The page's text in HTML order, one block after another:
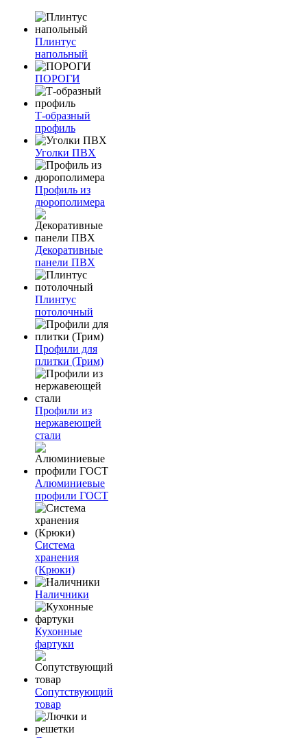
Плинтус
напольный
ПОРОГИ
Т-образный
профиль
Уголки ПВХ
Профиль из
дюрополимера
Декоративные
панели ПВХ
Плинтус
потолочный
Профили для
плитки (Трим)
Профили из
нержавеющей
стали
Алюминиевые
профили ГОСТ
Система
хранения
(Крюки)
Наличники
Кухонные
фартуки
Сопутствующий
товар